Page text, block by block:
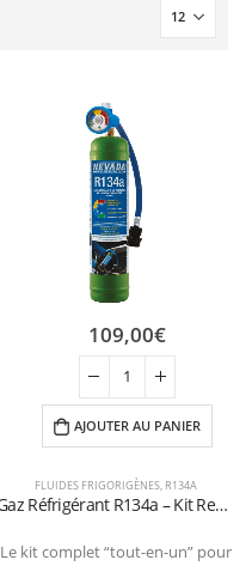
FLUIDES FRIGORIGÈNES, R134A
Gaz Réfrigérant R134a – Kit Recharge Auto “Fai da Te” (900g) avec Manomètre et Raccord Rapide
Le kit complet “tout-en-un” pour
109,00€
AJOUTER AU PANIER